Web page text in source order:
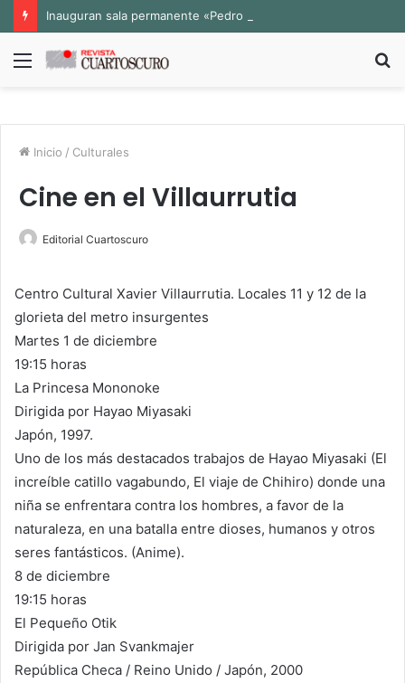
Menú
Inicio / Culturales
Cine en el Villaurrutia
Editorial Cuartoscuro
Centro Cultural Xavier Villaurrutia. Locales 11 y 12 de la
glorieta del metro insurgentes
Martes 1 de diciembre
19:15 horas
La Princesa Mononoke
Dirigida por Hayao Miyasaki
Japón, 1997.
Uno de los más destacados trabajos de Hayao Miyasaki (El
increíble catillo vagabundo, El viaje de Chihiro) donde una
niña se enfrentara contra los hombres, a favor de la
naturaleza, en una batalla entre dioses, humanos y otros
seres fantásticos. (Anime).
8 de diciembre
19:15 horas
El Pequeño Otik
Dirigida por Jan Svankmajer
República Checa / Reino Unido / Japón, 2000